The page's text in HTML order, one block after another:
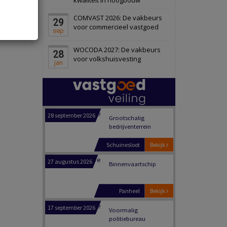
29
sep
COMVAST 2026: De vakbeurs
voor commercieel vastgoed
28
jan
WOCODA 2027: De vakbeurs
voor volkshuisvesting
Zwanenburg
6 oktober 2026 Transformatieobject
Bekijk
Schiedam
22 september 2026
Oranje
28 september 2026
Grootschalig
bedrijventerrein
Bekijk
Schuinesloot
27 augustus 2026 Binnenvaartschip
Bekijk
Panheel
17 september 2026
Voormalig
politiebureau